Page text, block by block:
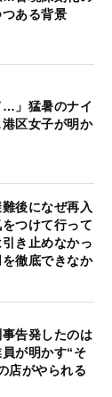
ある背景
…」猛暑のナイ
区女子が明か
後になぜ再入
つけて行って
き止めなかっ
徹底できなか
事告発したのは
が明かす“そ
店がやられる